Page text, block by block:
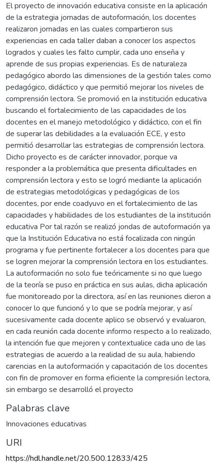
El proyecto de innovación educativa consiste en la aplicación
de la estrategia jornadas de autoformación, los docentes
realizaron jornadas en las cuales compartieron sus
experiencias en cada taller daban a conocer los aspectos
logrados y cuales les falto cumplir, cada uno enseña y
aprende de sus propias experiencias. Es de naturaleza
pedagógico abordo las dimensiones de la gestión tales como
pedagógico, didáctico y que permitió mejorar los niveles de
comprensión lectora. Se promovió en la institución educativa
buscando el fortalecimiento de las capacidades de los
docentes en el manejo metodológico y didáctico, con el fin
de superar las debilidades a la evaluación ECE, y esto
permitió desarrollar las estrategias de comprensión lectora.
Dicho proyecto es de carácter innovador, porque va
responder a la problemática que presenta dificultades en
comprensión lectora y esto se logró mediante la aplicación
de estrategias metodológicas y pedagógicas de los
docentes, por ende coadyuvo en el fortalecimiento de las
capacidades y habilidades de los estudiantes de la institución
educativa Por tal razón se realizó jondas de autoformación ya
que la Institución Educativa no está focalizada con ningún
programa y fue pertinente fortalecer a los docentes para que
se logren mejorar la comprensión lectora en los estudiantes.
La autoformación no solo fue teóricamente si no que luego
de la teoría se puso en práctica en sus aulas, dicha aplicación
fue monitoreado por la directora, así en las reuniones dieron a
conocer lo que funcionó y lo que se podría mejorar, y así
sucesivamente cada docente aplico se observó y evaluaron,
en cada reunión cada docente informo respecto a lo realizado,
la intención fue que mejoren y contextualice cada uno de las
estrategias de acuerdo a la realidad de su aula, habiendo
carencias en la autoformación y capacitación de los docentes
con fin de promover en forma eficiente la compresión lectora,
sin embargo se desarrolló el proyecto
Palabras clave
Innovaciones educativas
URI
https://hdl.handle.net/20.500.12833/425